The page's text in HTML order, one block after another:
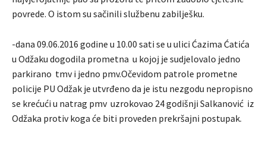
povrede. O istom su sačinili službenu zabilješku.
-dana 09.06.2016 godine u 10.00 sati se u ulici Ćazima Ćatića
u Odžaku dogodila prometna u kojoj je sudjelovalo jedno
parkirano tmv i jedno pmv.Očevidom patrole prometne
policije PU Odžak je utvrđeno da je istu nezgodu nepropisno
se krećući u natrag pmv uzrokovao 24 godišnji Salkanović iz
Odžaka protiv koga će biti proveden prekršajni postupak.